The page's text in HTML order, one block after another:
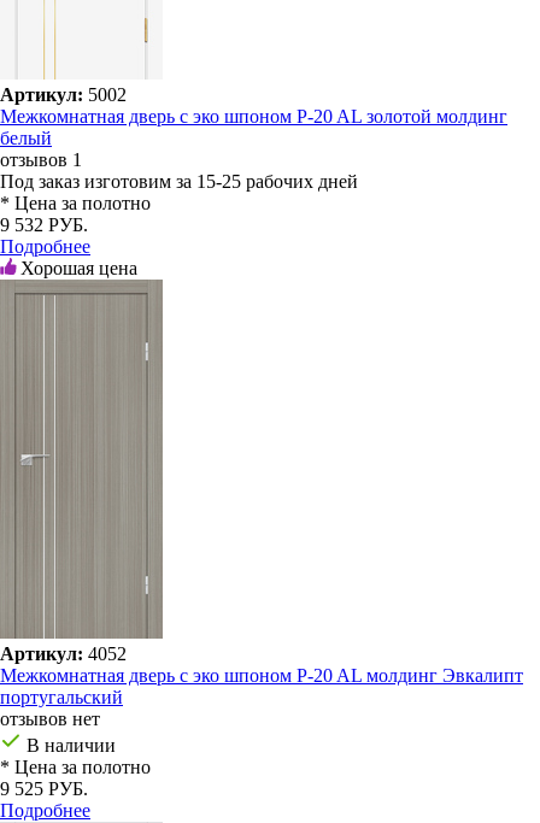
Артикул: 5002
Межкомнатная дверь с эко шпоном P-20 AL золотой молдинг
белый
отзывов 1
Под заказ изготовим за 15-25 рабочих дней
* Цена за полотно
9 532 РУБ.
Подробнее
Хорошая цена
Артикул: 4052
Межкомнатная дверь с эко шпоном P-20 AL молдинг Эвкалипт
португальский
отзывов нет
В наличии
* Цена за полотно
9 525 РУБ.
Подробнее